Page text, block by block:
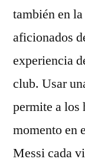
también en
aficionados
experiencia
club. Usar
permite a los
momento en
Messi cada